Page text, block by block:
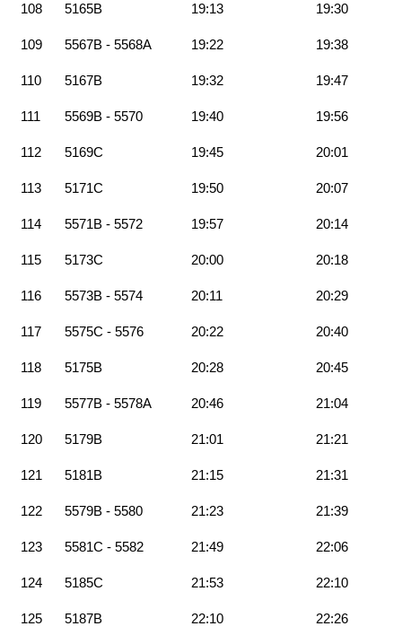
108 5165B 19:13 19:30
109 5567B - 5568A 19:22 19:38
110 5167B 19:32 19:47
111 5569B - 5570 19:40 19:56
112 5169C 19:45 20:01
113 5171C 19:50 20:07
114 5571B - 5572 19:57 20:14
115 5173C 20:00 20:18
116 5573B - 5574 20:11 20:29
117 5575C - 5576 20:22 20:40
118 5175B 20:28 20:45
119 5577B - 5578A 20:46 21:04
120 5179B 21:01 21:21
121 5181B 21:15 21:31
122 5579B - 5580 21:23 21:39
123 5581C - 5582 21:49 22:06
124 5185C 21:53 22:10
125 5187B 22:10 22:26